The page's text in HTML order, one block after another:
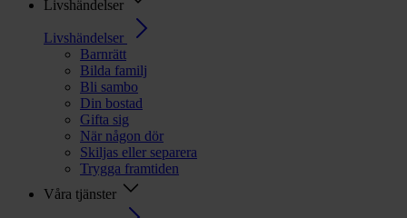
Livshändelser
Livshändelser
Barnrätt
Bilda familj
Bli sambo
Din bostad
Gifta sig
När någon dör
Skiljas eller separera
Trygga framtiden
Våra tjänster